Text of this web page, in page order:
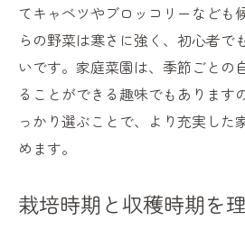
てキャベツやブロッコリーなども
らの野菜は寒さに強く、初心者で
いです。家庭菜園は、季節ごとの
ることができる趣味でもあります
っかり選ぶことで、より充実した
めます。
栽培時期と収穫時期を